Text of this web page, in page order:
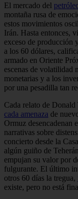
El mercado del
montaña rusa de
estos movimientos
Irán. Hasta entonces,
exceso de producción
a los 60 dólares,
armado en Oriente
escenas de volatilidad
monetarias y a los
por una pesadilla tan
Cada relato de Donald
cada amenaza de
Ormuz desencadenan
narrativas sobre
concierto desde la
algún guiño de
empujan su valor por
fulgurante. El último
otros 60 días la tregua,
existe, pero no está